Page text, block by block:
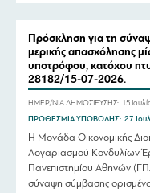
Πρόσκληση για τη
μερικής απασχόλησης
υποτρόφου, κατόχου
28182/15-07-2026.
ΗΜΕΡ/ΝΙΑ ΔΗΜΟΣΙΕΥΣΗΣ: 15
ΠΡΟΘΕΣΜΙΑ ΥΠΟΒΟΛΗΣ: 27
Η Μονάδα Οικονομικής
Λογαριασμού Κονδυλίων
Πανεπιστημίου Αθηνών
σύναψη σύμβασης